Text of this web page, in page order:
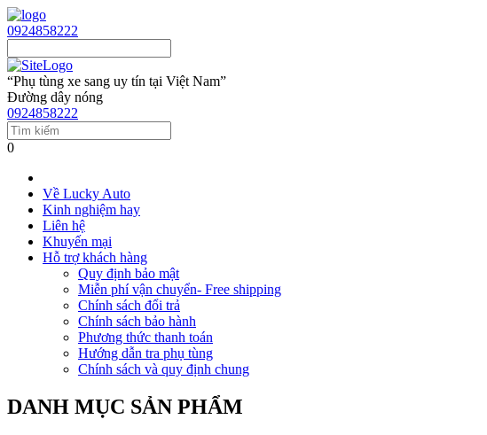
0924858222
“Phụ tùng xe sang uy tín tại Việt Nam”
Đường dây nóng
0924858222
0
Về Lucky Auto
Kinh nghiệm hay
Liên hệ
Khuyến mại
Hỗ trợ khách hàng
Quy định bảo mật
Miễn phí vận chuyển- Free shipping
Chính sách đổi trả
Chính sách bảo hành
Phương thức thanh toán
Hướng dẫn tra phụ tùng
Chính sách và quy định chung
DANH MỤC SẢN PHẨM